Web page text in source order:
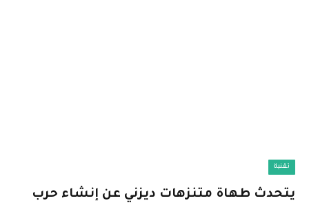
تقنية
يتحدث طهاة متنزهات ديزني عن إنشاء حرب